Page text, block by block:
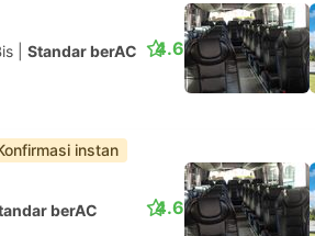
Standar berAC 4.6
instan
berAC 4.6